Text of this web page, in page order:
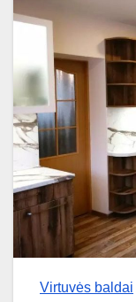
Virtuvės baldai